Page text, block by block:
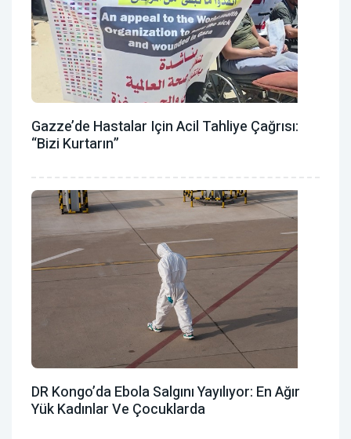
Gazze’de Hastalar Için Acil Tahliye Çağrısı:
“Bizi Kurtarın”
DR Kongo’da Ebola Salgını Yayılıyor: En Ağır
Yük Kadınlar Ve Çocuklarda